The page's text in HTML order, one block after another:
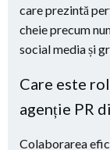
care prezintă
cheie precum
social media și
Care este
agenție PR
Colaborarea